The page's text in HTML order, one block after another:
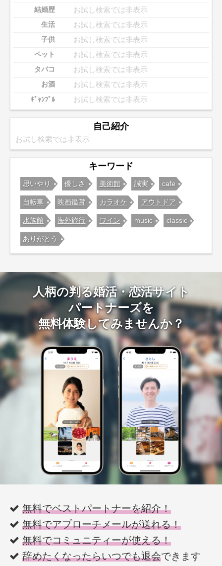
結婚歴 お試し検索では非表示
生活 お試し検索では非表示
子供 お試し検索では非表示
ペット お試し検索では非表示
タバコ お試し検索では非表示
お酒 お試し検索では非表示
ｷﾞｬﾝﾌﾞﾙ お試し検索では非表示
自己紹介
お試し検索では非表示
キーワード
思いやり 優しさ 美術館 誠実 cafe
自転車 映画鑑賞 カラオケ アウトドア
水族館 海外旅行 ワイン music classic
ありがとう
人柄の判る婚活・恋活サイト
パートナーズを
無料体験してみませんか？
無料でベストパートナーを紹介！
無料でアプローチメールが送れる！
無料でコミュニティーが使える！
辞めたくなったらいつでも退会できます